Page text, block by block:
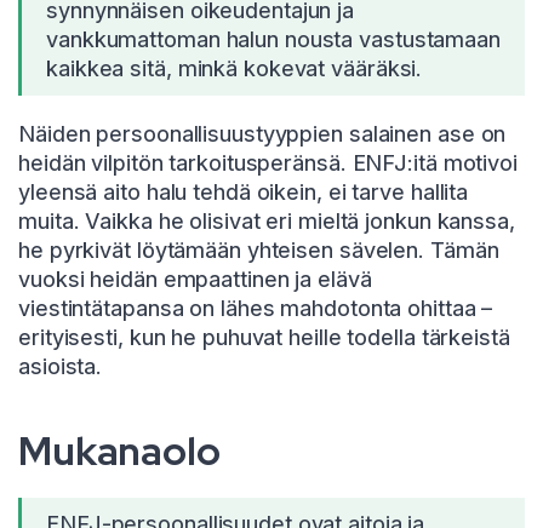
synnynnäisen oikeudentajun ja
vankkumattoman halun nousta vastustamaan
kaikkea sitä, minkä kokevat vääräksi.
Näiden persoonallisuustyyppien salainen ase on
heidän vilpitön tarkoitusperänsä. ENFJ:itä motivoi
yleensä aito halu tehdä oikein, ei tarve hallita
muita. Vaikka he olisivat eri mieltä jonkun kanssa,
he pyrkivät löytämään yhteisen sävelen. Tämän
vuoksi heidän empaattinen ja elävä
viestintätapansa on lähes mahdotonta ohittaa –
erityisesti, kun he puhuvat heille todella tärkeistä
asioista.
Mukanaolo